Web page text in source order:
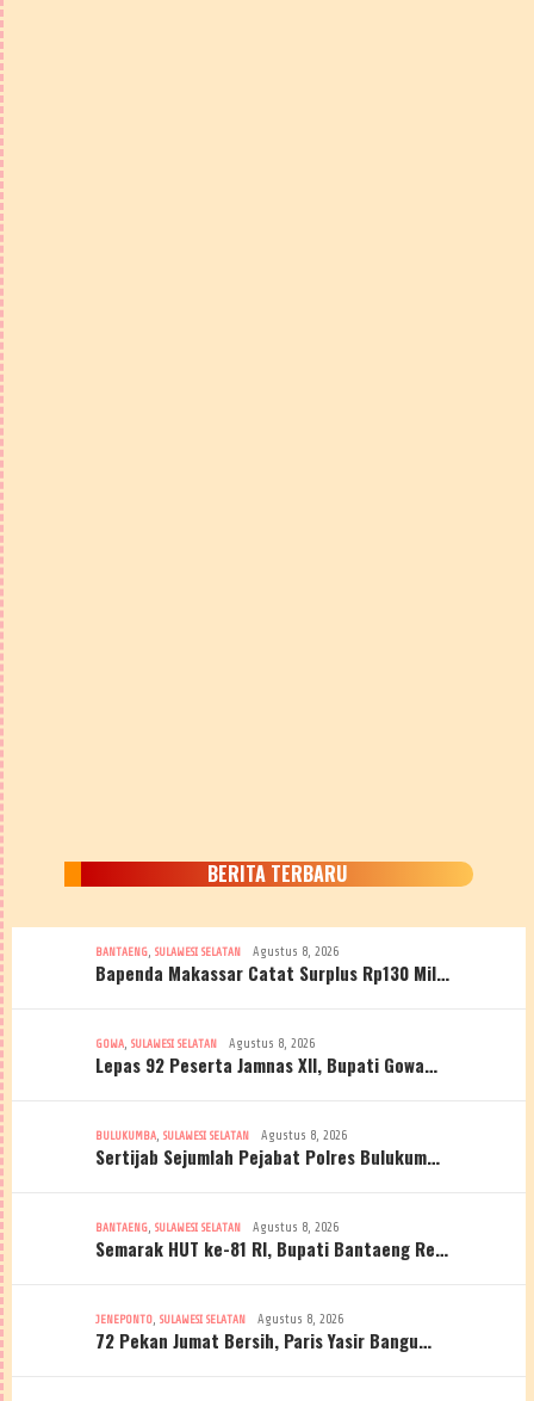
BERITA TERBARU
BANTAENG SULAWESI SELATAN Agustus 8, 2026
Bapenda Makassar Catat Surplus Rp130 Mil…
GOWA SULAWESI SELATAN Agustus 8, 2026
Lepas 92 Peserta Jamnas XII, Bupati Gowa…
BULUKUMBA SULAWESI SELATAN Agustus 8, 2026
Sertijab Sejumlah Pejabat Polres Bulukum…
BANTAENG SULAWESI SELATAN Agustus 8, 2026
Semarak HUT ke-81 RI, Bupati Bantaeng Re…
JENEPONTO SULAWESI SELATAN Agustus 8, 2026
72 Pekan Jumat Bersih, Paris Yasir Bangu…